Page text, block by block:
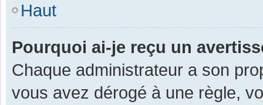
Haut
Pourquoi ai-je reçu un
Chaque administrateur a son
vous avez dérogé à une règle,